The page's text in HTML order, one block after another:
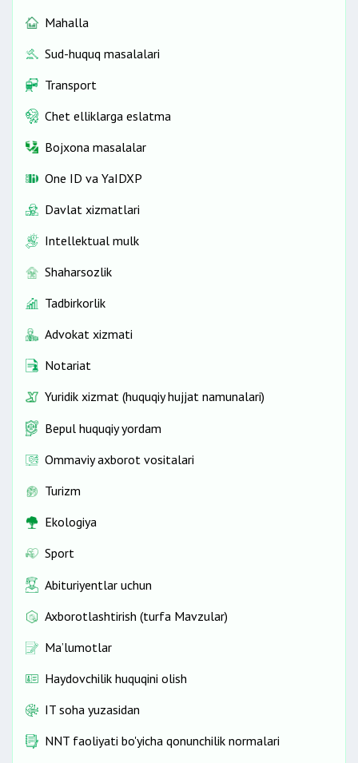
Mahalla
Sud-huquq masalalari
Transport
Chet elliklarga eslatma
Bojxona masalalar
One ID vа YaIDXP
Davlat xizmatlari
Intellektual mulk
Shaharsozlik
Tadbirkorlik
Advokat xizmati
Notariat
Yuridik xizmat (huquqiy hujjat namunalari)
Bepul huquqiy yordam
Ommaviy axborot vositalari
Turizm
Ekologiya
Sport
Abituriyentlar uchun
Axborotlashtirish (turfa Mavzular)
Ma’lumotlar
Haydovchilik huquqini olish
IT soha yuzasidan
NNT faoliyati bo'yicha qonunchilik normalari